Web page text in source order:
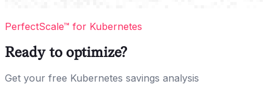
PerfectScale™ for Kubernetes
Ready to optimize?
Get your free Kubernetes savings analysis